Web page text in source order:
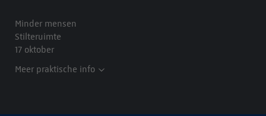
Minder mensen
Stilteruimte
17 oktober
Meer praktische info